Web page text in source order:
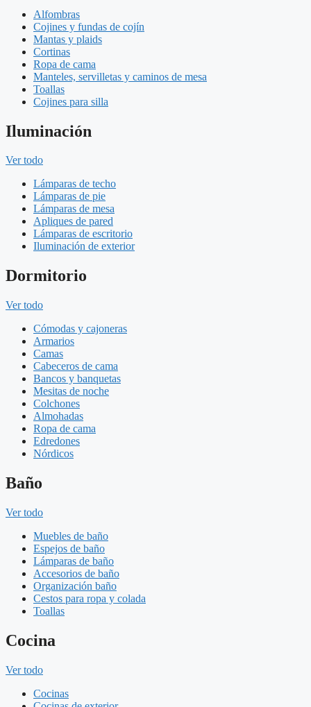
Alfombras
Cojines y fundas de cojín
Mantas y plaids
Cortinas
Ropa de cama
Manteles, servilletas y caminos de mesa
Toallas
Cojines para silla
Iluminación
Ver todo
Lámparas de techo
Lámparas de pie
Lámparas de mesa
Apliques de pared
Lámparas de escritorio
Iluminación de exterior
Dormitorio
Ver todo
Cómodas y cajoneras
Armarios
Camas
Cabeceros de cama
Bancos y banquetas
Mesitas de noche
Colchones
Almohadas
Ropa de cama
Edredones
Nórdicos
Baño
Ver todo
Muebles de baño
Espejos de baño
Lámparas de baño
Accesorios de baño
Organización baño
Cestos para ropa y colada
Toallas
Cocina
Ver todo
Cocinas